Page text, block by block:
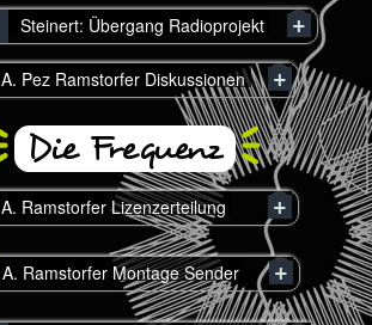
Steinert: Übergang Radioprojekt
A. Pez Ramstorfer Diskussionen
Die Frequenz
A. Ramstorfer Lizenzerteilung
A. Ramstorfer Montage Sender